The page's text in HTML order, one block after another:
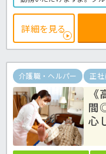
職 正職員 グループホー
詳細を見る
介護職・ヘルパー 正社
間
心